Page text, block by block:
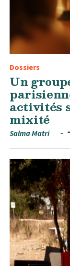
Dossiers
Un
activités
mixité
Salma Matri